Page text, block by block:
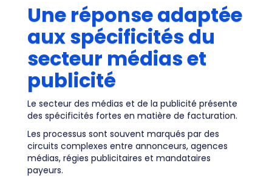
Une réponse adaptée
aux spécificités du
secteur médias et
publicité
Le secteur des médias et de la publicité présente
des spécificités fortes en matière de facturation.
Les processus sont souvent marqués par des
circuits complexes entre annonceurs, agences
médias, régies publicitaires et mandataires
payeurs.